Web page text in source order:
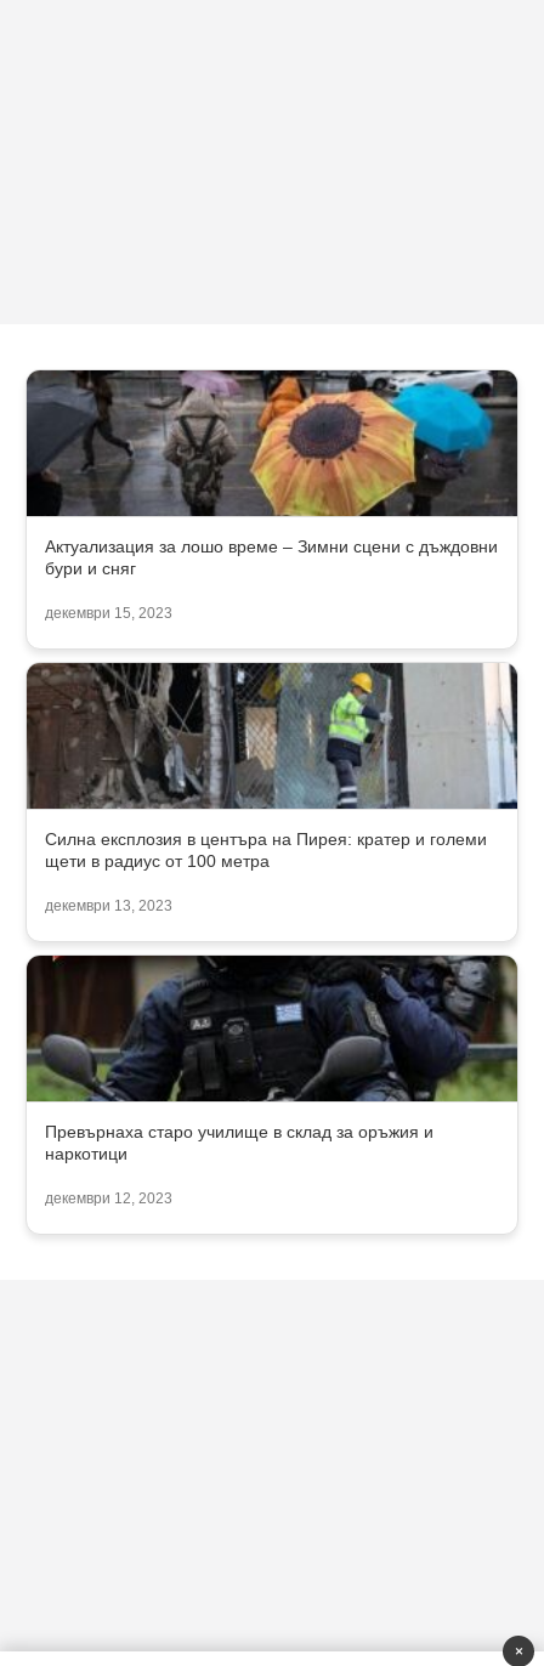
Актуализация за лошо време – Зимни сцени с дъждовни
бури и сняг
декември 15, 2023
Силна експлозия в центъра на Пирея: кратер и големи
щети в радиус от 100 метра
декември 13, 2023
Превърнаха старо училище в склад за оръжия и
наркотици
декември 12, 2023
×